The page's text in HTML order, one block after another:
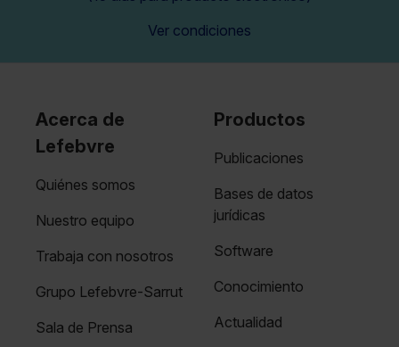
Ver condiciones
Acerca de
Lefebvre
Quiénes somos
Nuestro equipo
Trabaja con nosotros
Grupo Lefebvre-Sarrut
Sala de Prensa
Productos
Publicaciones
Bases de datos
jurídicas
Software
Conocimiento
Actualidad